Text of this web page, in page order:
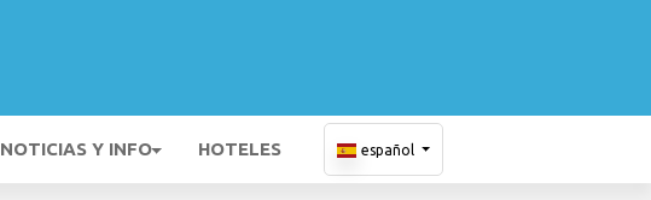
NOTICIAS Y INFO HOTELES español